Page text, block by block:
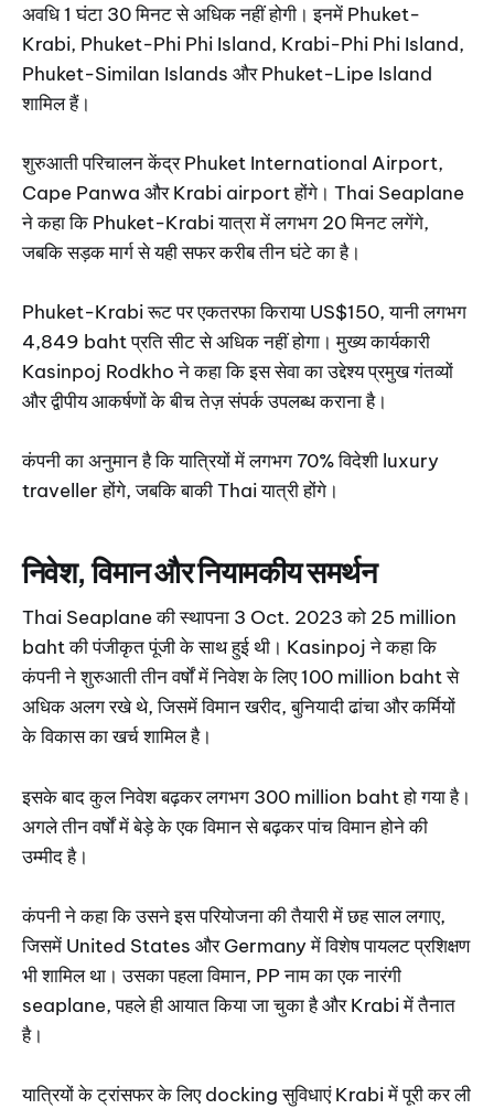
अवधि 1 घंटा 30 मिनट से अधिक नहीं होगी। इनमें Phuket-
Krabi, Phuket-Phi Phi Island, Krabi-Phi Phi Island,
Phuket-Similan Islands और Phuket-Lipe Island
शामिल हैं।
शुरुआती परिचालन केंद्र Phuket International Airport,
Cape Panwa और Krabi airport होंगे। Thai Seaplane
ने कहा कि Phuket-Krabi यात्रा में लगभग 20 मिनट लगेंगे,
जबकि सड़क मार्ग से यही सफर करीब तीन घंटे का है।
Phuket-Krabi रूट पर एकतरफा किराया US$150, यानी लगभग
4,849 baht प्रति सीट से अधिक नहीं होगा। मुख्य कार्यकारी
Kasinpoj Rodkho ने कहा कि इस सेवा का उद्देश्य प्रमुख गंतव्यों
और द्वीपीय आकर्षणों के बीच तेज़ संपर्क उपलब्ध कराना है।
कंपनी का अनुमान है कि यात्रियों में लगभग 70% विदेशी luxury
traveller होंगे, जबकि बाकी Thai यात्री होंगे।
निवेश, विमान और नियामकीय समर्थन
Thai Seaplane की स्थापना 3 Oct. 2023 को 25 million
baht की पंजीकृत पूंजी के साथ हुई थी। Kasinpoj ने कहा कि
कंपनी ने शुरुआती तीन वर्षों में निवेश के लिए 100 million baht से
अधिक अलग रखे थे, जिसमें विमान खरीद, बुनियादी ढांचा और कर्मियों
के विकास का खर्च शामिल है।
इसके बाद कुल निवेश बढ़कर लगभग 300 million baht हो गया है।
अगले तीन वर्षों में बेड़े के एक विमान से बढ़कर पांच विमान होने की
उम्मीद है।
कंपनी ने कहा कि उसने इस परियोजना की तैयारी में छह साल लगाए,
जिसमें United States और Germany में विशेष पायलट प्रशिक्षण
भी शामिल था। उसका पहला विमान, PP नाम का एक नारंगी
seaplane, पहले ही आयात किया जा चुका है और Krabi में तैनात
है।
यात्रियों के ट्रांसफर के लिए docking सुविधाएं Krabi में पूरी कर ली